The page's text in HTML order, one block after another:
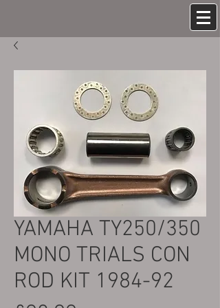
YAMAHA TY250/350
MONO TRIALS CON
ROD KIT 1984-92